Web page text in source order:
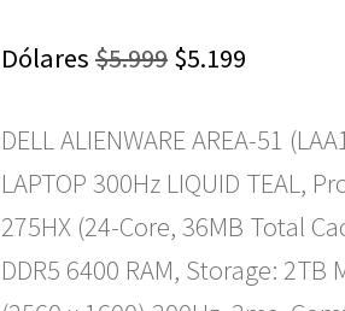
Dólares $5.999 El
original
era:
$5.999.
$5.199El
actual
es:
$5.199.
DELL ALIENWARE AREA-51
LAPTOP 300Hz LIQUID TEAL,
275HX (24-Core, 36MB Total
DDR5 6400 RAM, Storage: 2TB